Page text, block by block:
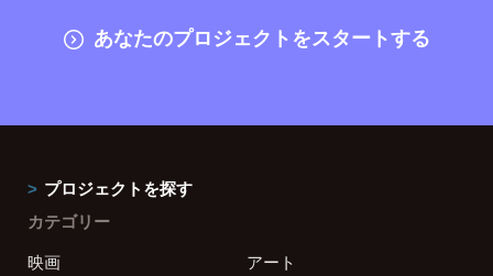
あなたのプロジェクトをスタートする
プロジェクトを探す
カテゴリー
映画
アート